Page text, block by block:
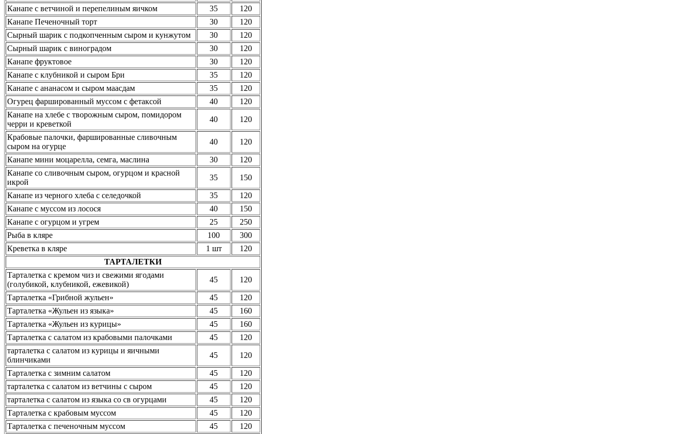
Канапе с ветчиной и перепелиным яичком 35
120
Канапе Печеночный торт
30
120
Сырный шарик с подкопченным сыром и кунжутом
30
120
Сырный шарик с виноградом
30
120
Канапе фруктовое
30
120
Канапе с клубникой и сыром Бри
35
120
Канапе с ананасом и сыром маасдам
35
120
Огурец фаршированный муссом с фетаксой
40
120
Канапе на хлебе с творожным сыром, помидором
черри и креветкой
40 120
Крабовые палочки, фаршированные сливочным
сыром на огурце
40 120
Канапе мини моцарелла, семга, маслина 30
120
Канапе со сливочным сыром, огурцом и красной
икрой
35 150
Канапе из черного хлеба с селедочкой 35
120
Канапе с муссом из лосося
40
150
Канапе с огурцом и угрем
25
250
Рыба в кляре
100
300
Креветка в кляре
1 шт
120
ТАРТАЛЕТКИ
Тарталетка с кремом чиз и свежими ягодами
(голубикой, клубникой, ежевикой)
45 120
Тарталетка «Грибной жульен» 45
120
Тарталетка «Жульен из языка»
45
160
Тарталетка «Жульен из курицы»
45
160
Тарталетка с салатом из крабовыми палочками
45
120
тарталетка с салатом из курицы и яичными
блинчиками
45 120
Тарталетка с зимним салатом 45
120
тарталетка с салатом из ветчины с сыром
45
120
тарталетка с салатом из языка со св огурцами
45
120
Тарталетка с крабовым муссом
45
120
Тарталетка с печеночным муссом
45
120